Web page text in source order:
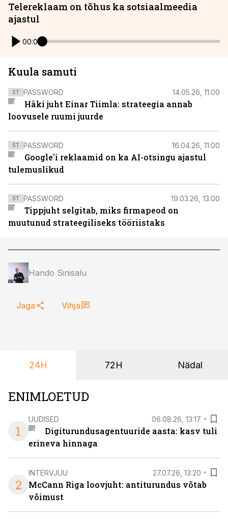
Telereklaam on tõhus ka sotsiaalmeedia
ajastul
00:00
Kuula samuti
ST PASSWORD 14.05.26, 11:00
Häki juht Einar Tiimla: strateegia annab
loovusele ruumi juurde
ST PASSWORD 16.04.26, 11:00
Google'i reklaamid on ka AI-otsingu ajastul
tulemuslikud
ST PASSWORD 19.03.26, 13:00
Tippjuht selgitab, miks firmapeod on
muutunud strateegiliseks tööriistaks
Hando Sinisalu
Jaga Vihja
24H 72H Nädal
ENIMLOETUD
1
UUDISED 06.08.26, 13:17
Digiturundusagentuuride aasta: kasv tuli
erineva hinnaga
2
INTERVJUU 27.07.26, 13:20
McCann Riga loovjuht: antiturundus võtab
võimust